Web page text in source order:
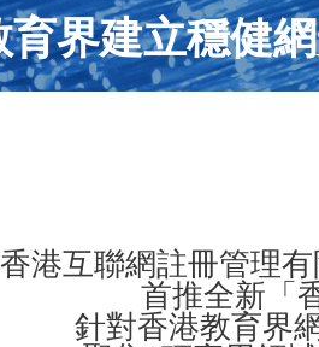
界建立穩健
香港互聯網註冊管理
首推全新「
針對香港教育界